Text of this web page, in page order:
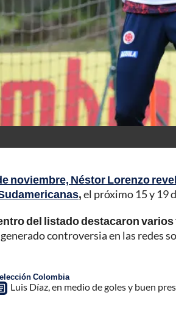
noviembre, Néstor Lorenzo
,el próximo 15 y 19
del listado destacaron
generado controversia en las redes
Colombia
Luis Díaz, en medio de goles y buen